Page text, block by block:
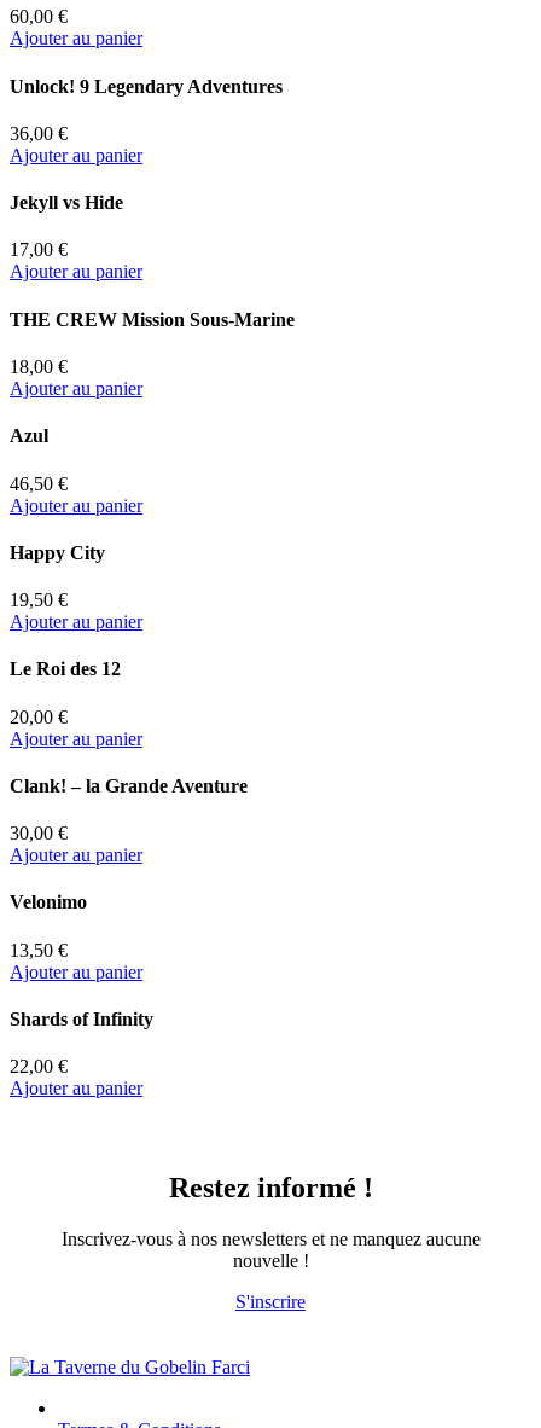
60,00 €
Ajouter au panier
Unlock! 9 Legendary Adventures
36,00 €
Ajouter au panier
Jekyll vs Hide
17,00 €
Ajouter au panier
THE CREW Mission Sous-Marine
18,00 €
Ajouter au panier
Azul
46,50 €
Ajouter au panier
Happy City
19,50 €
Ajouter au panier
Le Roi des 12
20,00 €
Ajouter au panier
Clank! – la Grande Aventure
30,00 €
Ajouter au panier
Velonimo
13,50 €
Ajouter au panier
Shards of Infinity
22,00 €
Ajouter au panier
Restez informé !
Inscrivez-vous à nos newsletters et ne manquez aucune
nouvelle !
S'inscrire